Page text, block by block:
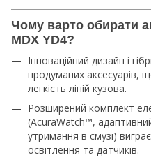
Чому варто обирати
MDX YD4?
Інноваційний дизайн і
продуманих аксесуарів,
легкість ліній кузова.
Розширений комплект
(AcuraWatch™,
утримання в смузі)
освітлення та датчиків.